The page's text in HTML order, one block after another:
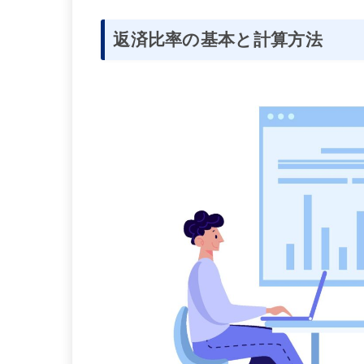
返済比率の基本と計算方法